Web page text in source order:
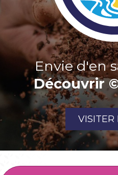
Envie d'en
Découvrir
VISITER